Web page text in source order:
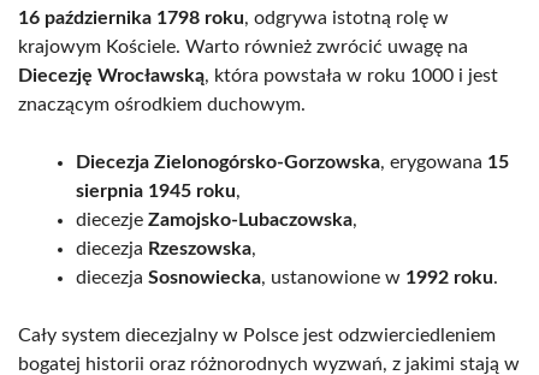
16 października 1798 roku, odgrywa istotną rolę w
krajowym Kościele. Warto również zwrócić uwagę na
Diecezję Wrocławską, która powstała w roku 1000 i jest
znaczącym ośrodkiem duchowym.
Diecezja Zielonogórsko-Gorzowska, erygowana 15
sierpnia 1945 roku,
diecezje Zamojsko-Lubaczowska,
diecezja Rzeszowska,
diecezja Sosnowiecka, ustanowione w 1992 roku.
Cały system diecezjalny w Polsce jest odzwierciedleniem
bogatej historii oraz różnorodnych wyzwań, z jakimi stają w